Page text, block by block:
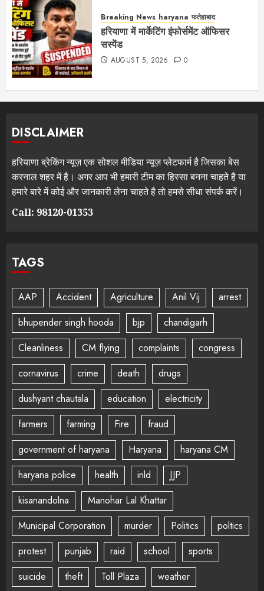
Breaking News haryana फतेहाबाद
हरियाणा में मार्केटिंग इंफोर्समेंट ऑफिसर
सस्पेंड
AUGUST 5, 2026 0
DISCLAIMER
हरियाणा ब्रेकिंग न्यूज़ एक सोशल मीडिया न्यूज़ प्लेटफार्म है जिसका बेस
करनाल शहर में है। अगर आप भी हमारी टीम का हिस्सा बनना चाहते है या
हमारे बारे में कोई और जानकारी लेना चाहते है तो हमसे सीधा संपर्क करें।
Call: 98120-01353
TAGS
AAP Accident Agriculture Anil Vij
arrest
bhupender singh hooda
bjp
chandigarh
Cleanliness
CM flying complaints
congress
cornavirus
crime death
drugs
dushyant chautala
education
electricity
farmers
farming Fire
fraud
government of haryana
Haryana
haryana CM
haryana police
health inld
JJP
kisanandolna
Manohar Lal Khattar
Municipal Corporation
murder Politics
poltics
protest
punjab raid school
sports
suicide
theft Toll Plaza weather